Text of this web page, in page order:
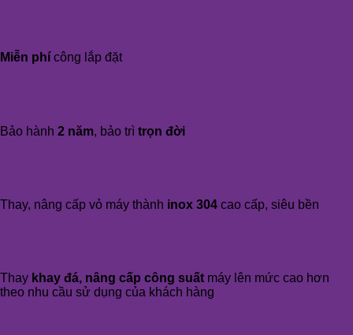
Miễn phí công lắp đặt
Bảo hành 2 năm, bảo trì trọn đời
Thay, nâng cấp vỏ máy thành inox 304 cao cấp, siêu bền
Thay khay đá, nâng cấp công suất máy lên mức cao hơn
theo nhu cầu sử dụng của khách hàng